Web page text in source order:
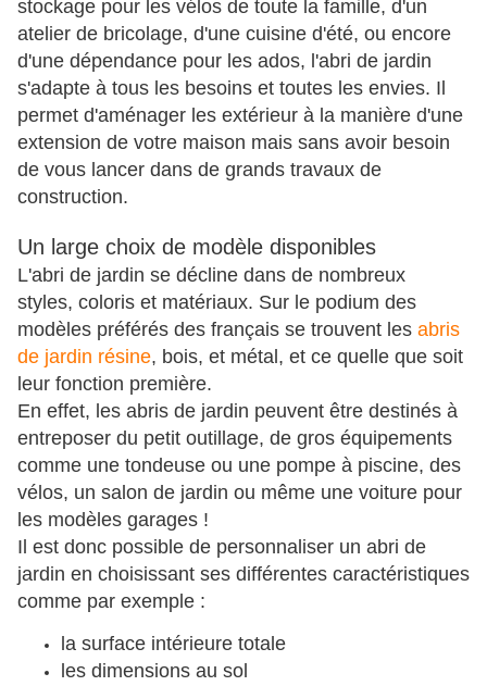
stockage pour les vélos de toute la famille, d'un
atelier de bricolage, d'une cuisine d'été, ou encore
d'une dépendance pour les ados, l'abri de jardin
s'adapte à tous les besoins et toutes les envies. Il
permet d'aménager les extérieur à la manière d'une
extension de votre maison mais sans avoir besoin
de vous lancer dans de grands travaux de
construction.
Un large choix de modèle disponibles
L'abri de jardin se décline dans de nombreux
styles, coloris et matériaux. Sur le podium des
modèles préférés des français se trouvent les abris
de jardin résine, bois, et métal, et ce quelle que soit
leur fonction première.
En effet, les abris de jardin peuvent être destinés à
entreposer du petit outillage, de gros équipements
comme une tondeuse ou une pompe à piscine, des
vélos, un salon de jardin ou même une voiture pour
les modèles garages !
Il est donc possible de personnaliser un abri de
jardin en choisissant ses différentes caractéristiques
comme par exemple :
la surface intérieure totale
les dimensions au sol